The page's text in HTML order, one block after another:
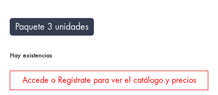
Paquete 3 unidades
Hay existencias
Accede o Regístrate para ver el catálogo y precios